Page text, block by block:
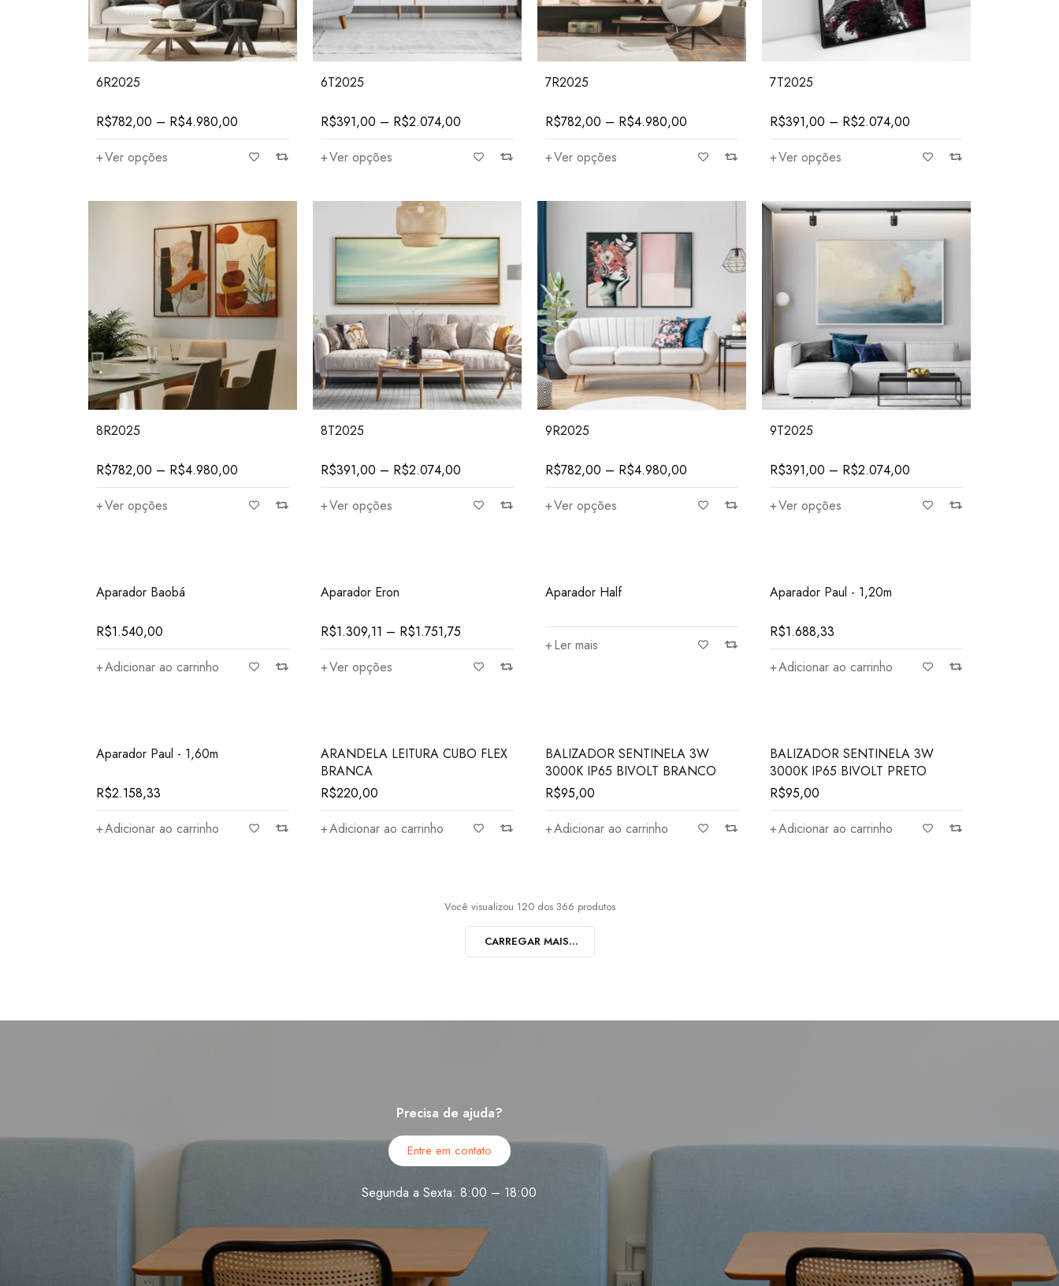
6R2025
R$782,00 – R$4.980,00
Ver opções
6T2025
R$391,00 – R$2.074,00
Ver opções
7R2025
R$782,00 – R$4.980,00
Ver opções
7T2025
R$391,00 – R$2.074,00
Ver opções
8R2025
R$782,00 – R$4.980,00
Ver opções
8T2025
R$391,00 – R$2.074,00
Ver opções
9R2025
R$782,00 – R$4.980,00
Ver opções
9T2025
R$391,00 – R$2.074,00
Ver opções
Aparador Baobá
R$1.540,00
Adicionar ao carrinho
Aparador Eron
R$1.309,11 – R$1.751,75
Ver opções
Aparador Half
Ler mais
Aparador Paul - 1,20m
R$1.688,33
Adicionar ao carrinho
Aparador Paul - 1,60m
R$2.158,33
Adicionar ao carrinho
ARANDELA LEITURA CUBO FLEX
BRANCA
R$220,00
Adicionar ao carrinho
BALIZADOR SENTINELA 3W
3000K IP65 BIVOLT BRANCO
R$95,00
Adicionar ao carrinho
BALIZADOR SENTINELA 3W
3000K IP65 BIVOLT PRETO
R$95,00
Adicionar ao carrinho
Você visualizou 120 dos 366 produtos
CARREGAR MAIS...
Precisa de ajuda?
Entre em contato
Segunda a Sexta: 8:00 – 18:00